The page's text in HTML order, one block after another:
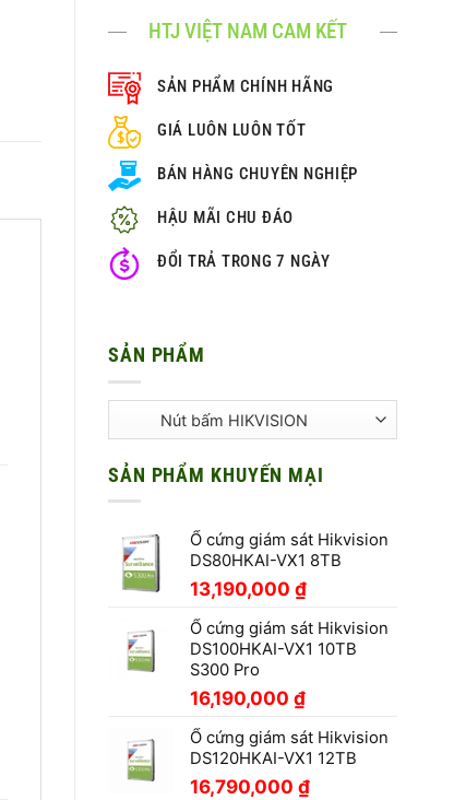
HTJ VIỆT NAM CAM KẾT
SẢN PHẨM CHÍNH HÃNG
GIÁ LUÔN LUÔN TỐT
BÁN HÀNG CHUYÊN NGHIỆP
HẬU MÃI CHU ĐÁO
ĐỔI TRẢ TRONG 7 NGÀY
SẢN PHẨM
SẢN PHẨM KHUYẾN MẠI
Ổ cứng giám sát Hikvision
DS80HKAI-VX1 8TB
13,190,000 ₫
Ổ cứng giám sát Hikvision
DS100HKAI-VX1 10TB
S300 Pro
16,190,000 ₫
Ổ cứng giám sát Hikvision
DS120HKAI-VX1 12TB
16,790,000 ₫